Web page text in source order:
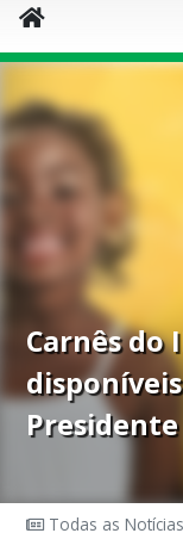
Carnês do
Todas as Notícias